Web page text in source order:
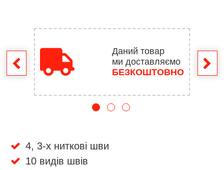
Даний товар
ми доставляємо
БЕЗКОШТОВНО
4, 3-х ниткові шви
10 видів швів